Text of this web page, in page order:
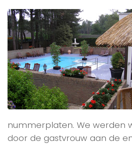
nummerplaten. We werden
door de gastvrouw aan de